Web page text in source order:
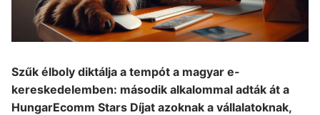
Szűk élboly diktálja a tempót a magyar e-
kereskedelemben: második alkalommal adták át a
HungarEcomm Stars Díjat azoknak a vállalatoknak,